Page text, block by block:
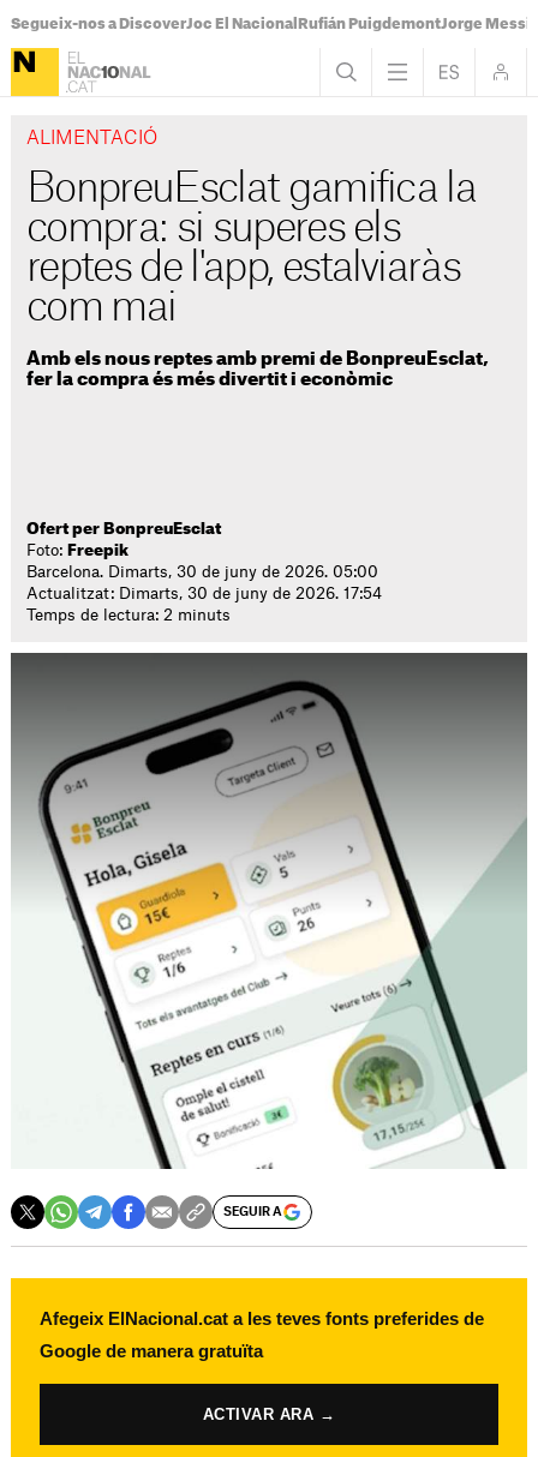
Segueix-nos a DiscoverJoc El Nacional Rufián PuigdemontJorge Messi
ALIMENTACIÓ
BonpreuEsclat gamifica la
compra: si superes els
reptes de l'app, estalviaràs
com mai
Amb els nous reptes amb premi de BonpreuEsclat,
fer la compra és més divertit i econòmic
Ofert per BonpreuEsclat
Foto: Freepik
Barcelona. Dimarts, 30 de juny de 2026. 05:00
Actualitzat: Dimarts, 30 de juny de 2026. 17:54
Temps de lectura: 2 minuts
SEGUIR A
Afegeix ElNacional.cat a les teves fonts preferides de
Google de manera gratuïta
ACTIVAR ARA →